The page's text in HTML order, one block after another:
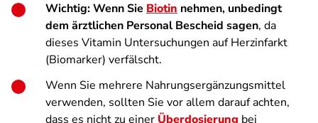
Wichtig: Wenn Sie Biotin nehmen, unbedingt
dem ärztlichen Personal Bescheid sagen, da
dieses Vitamin Untersuchungen auf Herzinfarkt
(Biomarker) verfälscht.
Wenn Sie mehrere Nahrungsergänzungsmittel
verwenden, sollten Sie vor allem darauf achten,
dass es nicht zu einer Überdosierung bei